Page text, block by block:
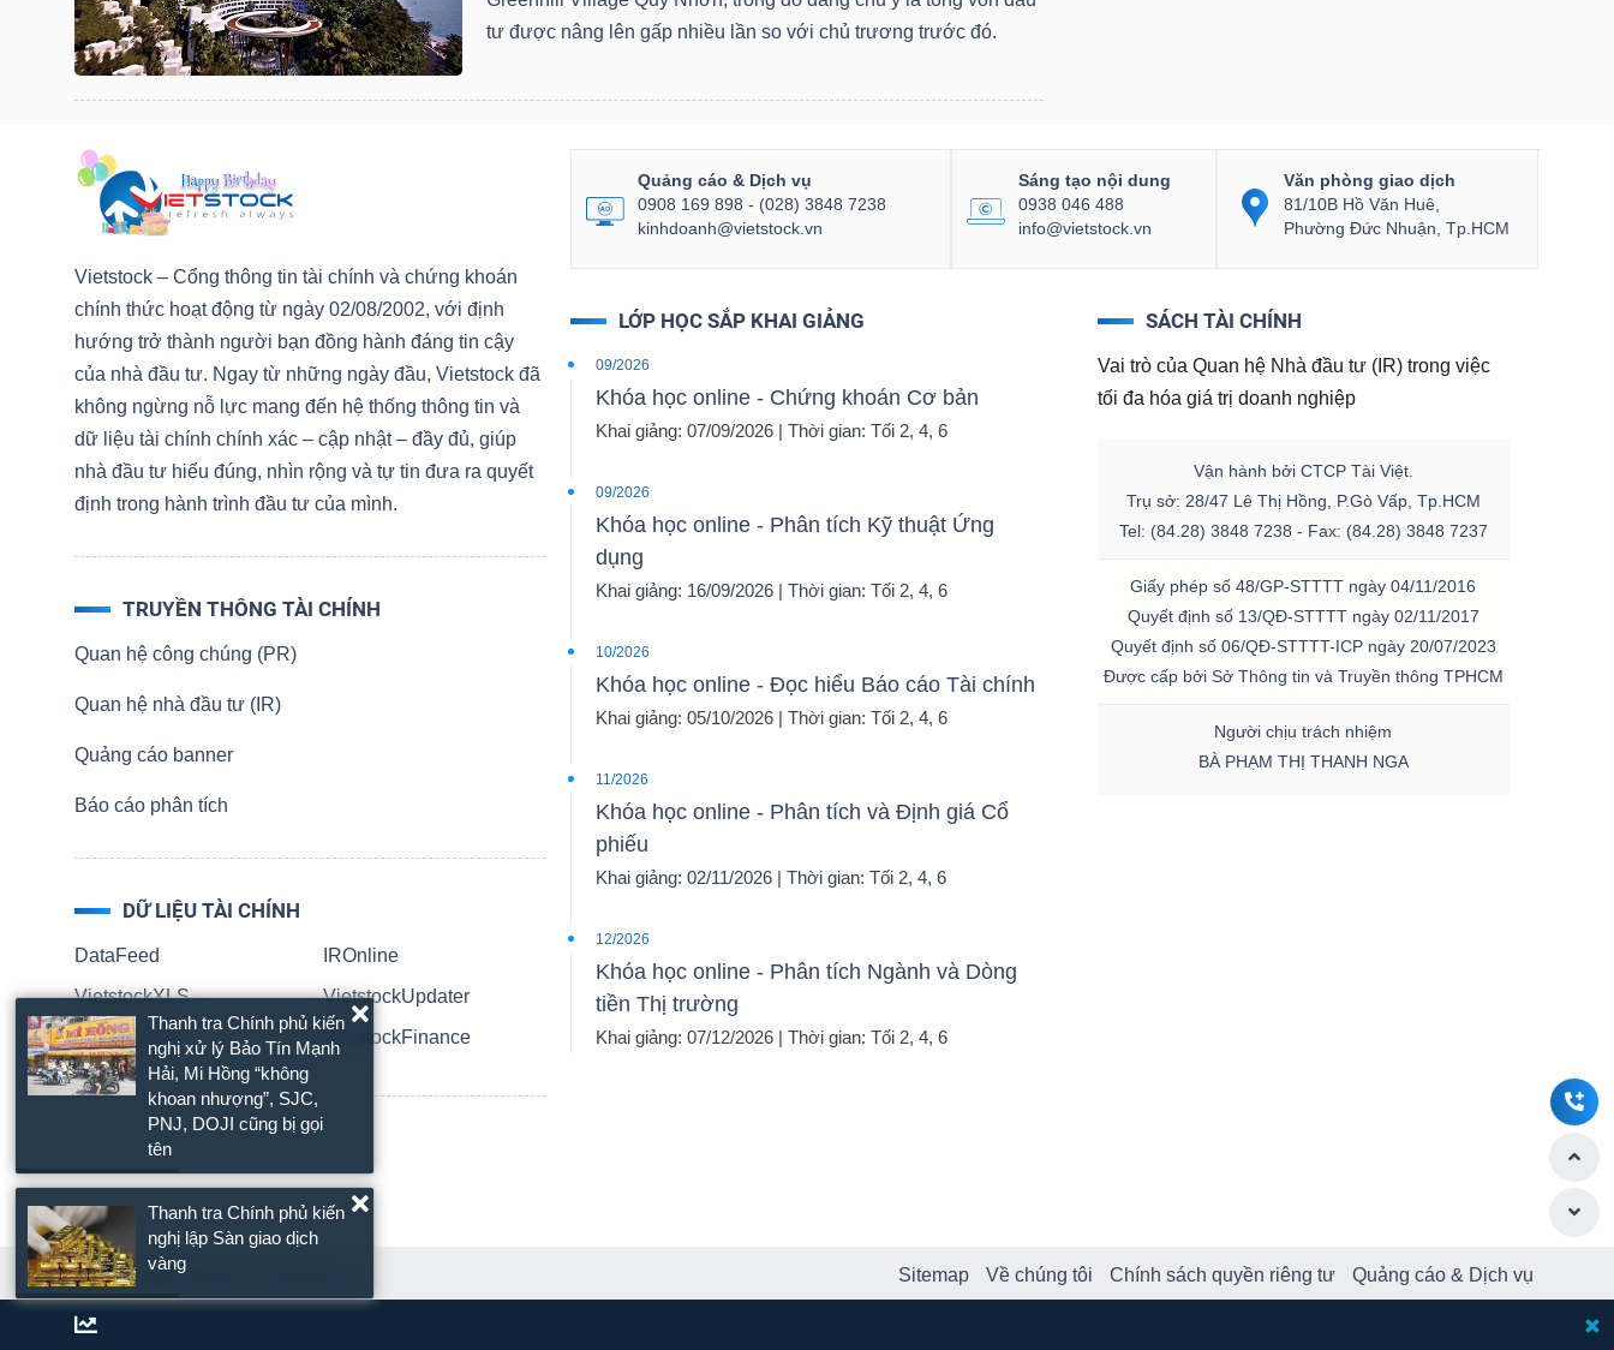
tư được nâng lên gấp nhiều lần so với chủ trương trước đó.
Vietstock – Cổng thông tin tài chính và chứng khoán
chính thức hoạt động từ ngày 02/08/2002, với định
hướng trở thành người bạn đồng hành đáng tin cậy
của nhà đầu tư. Ngay từ những ngày đầu, Vietstock đã
không ngừng nỗ lực mang đến hệ thống thông tin và
dữ liệu tài chính chính xác – cập nhật – đầy đủ, giúp
nhà đầu tư hiểu đúng, nhìn rộng và tự tin đưa ra quyết
định trong hành trình đầu tư của mình.
TRUYỀN THÔNG TÀI CHÍNH
Quan hệ công chúng (PR)
Quan hệ nhà đầu tư (IR)
Quảng cáo banner
Báo cáo phân tích
DỮ LIỆU TÀI CHÍNH
DataFeed
VietstockXLS
InvestOnline
IROnline
VietstockUpdater
VietstockFinance
Quảng cáo & Dịch vụ
0908 169 898 - (028) 3848 7238
kinhdoanh@vietstock.vn
Sáng tạo nội dung
0938 046 488
info@vietstock.vn
Văn phòng giao dịch
81/10B Hồ Văn Huê,
Phường Đức Nhuận, Tp.HCM
LỚP HỌC SẮP KHAI GIẢNG
09/2026
Khóa học online - Chứng khoán Cơ bản
Khai giảng: 07/09/2026 | Thời gian: Tối 2, 4, 6
09/2026
Khóa học online - Phân tích Kỹ thuật Ứng
dụng
Khai giảng: 16/09/2026 | Thời gian: Tối 2, 4, 6
10/2026
Khóa học online - Đọc hiểu Báo cáo Tài chính
Khai giảng: 05/10/2026 | Thời gian: Tối 2, 4, 6
11/2026
Khóa học online - Phân tích và Định giá Cổ
phiếu
Khai giảng: 02/11/2026 | Thời gian: Tối 2, 4, 6
12/2026
Khóa học online - Phân tích Ngành và Dòng
tiền Thị trường
Khai giảng: 07/12/2026 | Thời gian: Tối 2, 4, 6
SÁCH TÀI CHÍNH
Vai trò của Quan hệ Nhà đầu tư (IR) trong việc
tối đa hóa giá trị doanh nghiệp
Vận hành bởi CTCP Tài Việt.
Trụ sở: 28/47 Lê Thị Hồng, P.Gò Vấp, Tp.HCM
Tel: (84.28) 3848 7238 - Fax: (84.28) 3848 7237
Giấy phép số 48/GP-STTTT ngày 04/11/2016
Quyết định số 13/QĐ-STTTT ngày 02/11/2017
Quyết định số 06/QĐ-STTTT-ICP ngày 20/07/2023
Được cấp bởi Sở Thông tin và Truyền thông TPHCM
Người chịu trách nhiệm
BÀ PHẠM THỊ THANH NGA
© Bản quyền thuộc về Vietstock Sitemap Về chúng tôi Chính sách quyền riêng tư Quảng cáo & Dịch vụ
ĐẦU
TRUY
Ngành
SECTOR
NĂNG
VẬT
CÔNG
NGHIỆP
TIÊU
DÙNG
KHÔNG
THIẾT
Thanh tra Chính phủ kiến
nghị xử lý Bảo Tín Mạnh
Hải, Mi Hồng “không
khoan nhượng”, SJC,
PNJ, DOJI cũng bị gọi
tên
Thanh tra Chính phủ kiến
nghị lập Sàn giao dịch
vàng